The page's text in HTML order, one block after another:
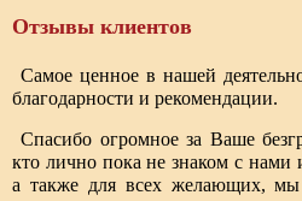
Отзывы клиентов
Самое ценное в нашей
благодарности и рекомендации.
Спасибо огромное за Ваше
кто лично пока не знаком с нами
а также для всех желающих,